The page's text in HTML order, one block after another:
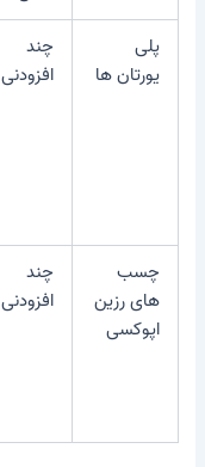
پلی
یورتان ها
چند
افزودنی
چسب
های رزین
اپوکسی
چند
افزودنی